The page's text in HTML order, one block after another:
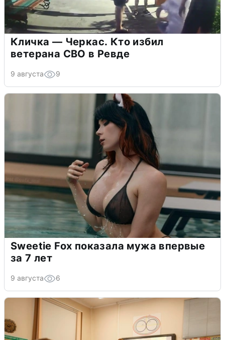
Кличка — Черкас. Кто избил
ветерана СВО в Ревде
9 августа 9
Sweetie Fox показала мужа впервые
за 7 лет
9 августа 6